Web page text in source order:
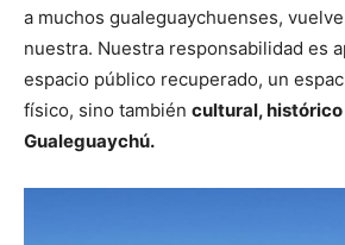
a muchos gualeguaychuenses,
nuestra. Nuestra responsabilidad es
espacio público recuperado, un
físico, sino también cultural,
Gualeguaychú.